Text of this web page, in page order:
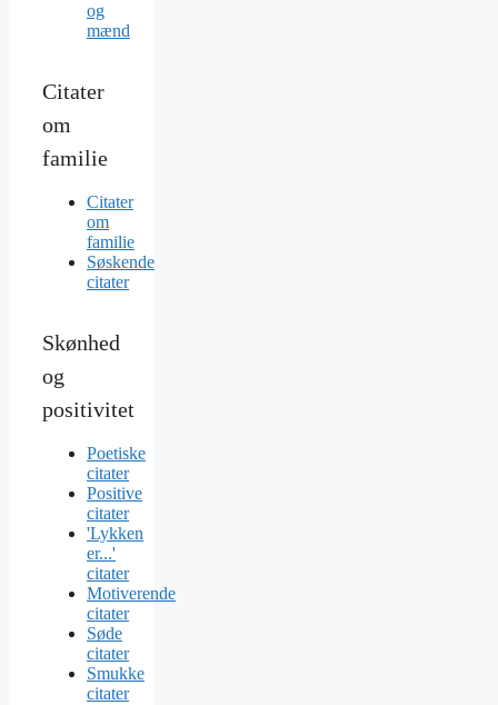
og
mænd
Citater
om
familie
Citater
om
familie
Søskende
citater
Skønhed
og
positivitet
Poetiske
citater
Positive
citater
'Lykken
er...'
citater
Motiverende
citater
Søde
citater
Smukke
citater